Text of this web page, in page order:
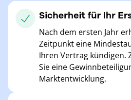
Sicherheit für Ihr
Nach dem ersten Jahr
Zeitpunkt eine
Ihren Vertrag kündigen.
Sie eine
Marktentwicklung.